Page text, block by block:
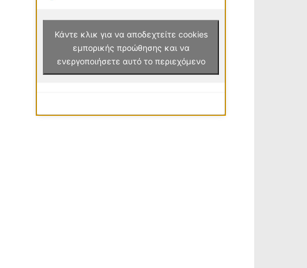
Κάντε κλικ για να αποδεχτείτε cookies
εμπορικής προώθησης και να
ενεργοποιήσετε αυτό το περιεχόμενο